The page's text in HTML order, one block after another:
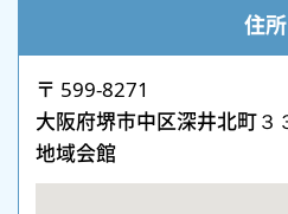
住所
〒 599-8271
大阪府堺市中区深井北町
地域会館